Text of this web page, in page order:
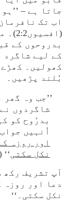
جاتا ہے –
اب تک
بدروحوں کے
کھولیں۔
بُلند پڑھیں۔
’’جب وہ
شاگردوں
بدرُوح کو
اُنہیں
اور روزہ
نکل سکتی‘‘
آپ تشریف رکھ
دعا اور روزہ
نکل سکتی۔‘‘